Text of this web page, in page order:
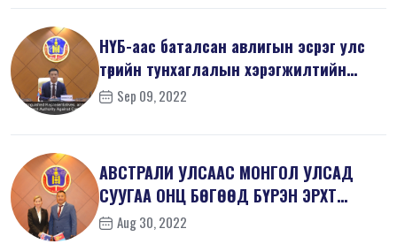
НҮБ-аас баталсан авлигын эсрэг улс
төрийн тунхаглалын хэрэгжилтийн
тал...Sep 09, 2022
АВСТРАЛИ УЛСААС МОНГОЛ УЛСАД
СУУГАА ОНЦ БӨГӨӨД БҮРЭН ЭРХТ
ЭЛЧИН САЙД Х...
Aug 30, 2022